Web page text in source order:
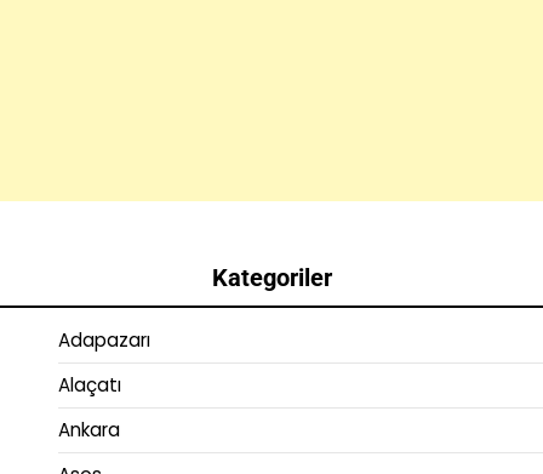
Kategoriler
Adapazarı
Alaçatı
Ankara